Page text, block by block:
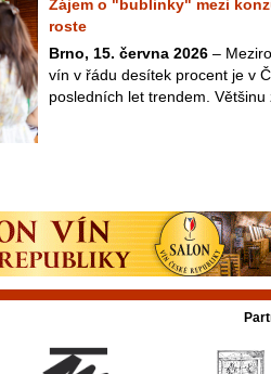
Zájem o "bublinky" mezi
roste
Brno, 15. června 2026 –
vín v řádu desítek procent je v
posledních let trendem. Většinu